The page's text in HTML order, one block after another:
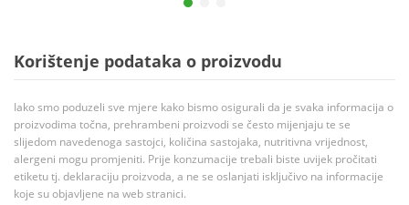
Korištenje podataka o proizvodu
Iako smo poduzeli sve mjere kako bismo osigurali da je svaka informacija o
proizvodima točna, prehrambeni proizvodi se često mijenjaju te se
slijedom navedenoga sastojci, količina sastojaka, nutritivna vrijednost,
alergeni mogu promjeniti. Prije konzumacije trebali biste uvijek pročitati
etiketu tj. deklaraciju proizvoda, a ne se oslanjati isključivo na informacije
koje su objavljene na web stranici.